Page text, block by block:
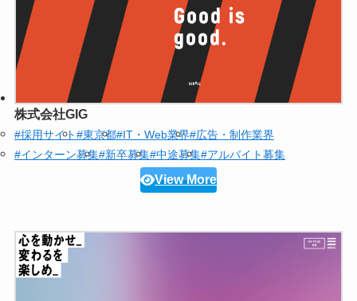
株式会社GIG
#採用サイト#東京都#IT・Web業界#広告・制作業界
#インターン募集#新卒募集#中途募集#アルバイト募集
View More